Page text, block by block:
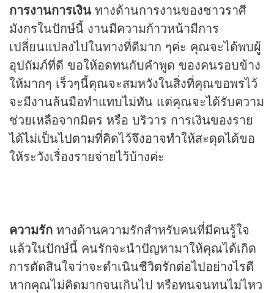
การงานการเงิน ทางด้านการงานของชาวราศี
มังกรในปักษ์นี้ งานมีความก้าวหน้ามีการ
เปลี่ยนแปลงไปในทางที่ดีมาก ๆค่ะ คุณจะได้พบผู้
อุปถัมภ์ที่ดี ขอให้อดทนกับคำพูด ของคนรอบข้าง
ให้มากๆ เร็วๆนี้คุณจะสมหวังในสิ่งที่คุณขอพรไว้
จะมีงานล้นมือทำแทบไม่ทัน แต่คุณจะได้รับความ
ช่วยเหลือจากมิตร หรือ บริวาร การเงินของราย
ได้ไม่เป็นไปตามที่คิดไว้จึงอาจทำให้สะดุดได้ขอ
ให้ระวังเรื่องรายจ่ายไว้บ้างค่ะ
ความรัก ทางด้านความรักสำหรับคนที่มีคนรู้ใจ
แล้วในปักษ์นี้ คนรักจะนำปัญหามาให้คุณได้เกิด
การตัดสินใจว่าจะดำเนินชีวิตรักต่อไปอย่างไรดี
หากคุณไม่คิดมากจนเกินไป หรือทนจนทนไม่ไหว